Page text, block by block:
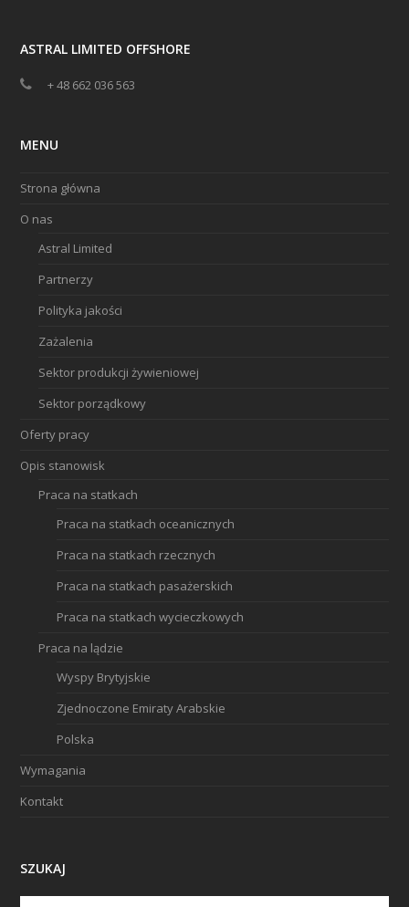
ASTRAL LIMITED OFFSHORE
+ 48 662 036 563
MENU
Strona główna
O nas
Astral Limited
Partnerzy
Polityka jakości
Zażalenia
Sektor produkcji żywieniowej
Sektor porządkowy
Oferty pracy
Opis stanowisk
Praca na statkach
Praca na statkach oceanicznych
Praca na statkach rzecznych
Praca na statkach pasażerskich
Praca na statkach wycieczkowych
Praca na lądzie
Wyspy Brytyjskie
Zjednoczone Emiraty Arabskie
Polska
Wymagania
Kontakt
SZUKAJ